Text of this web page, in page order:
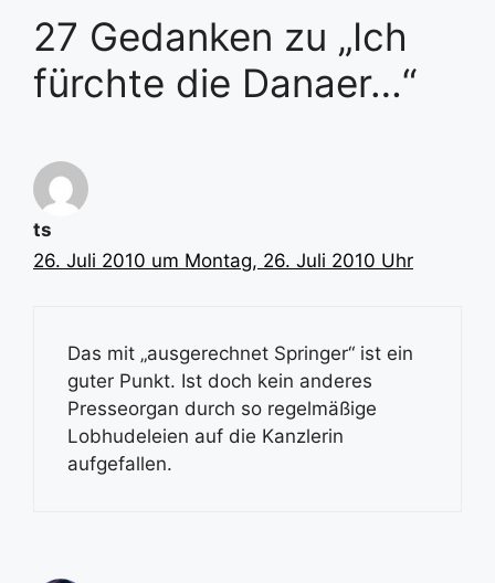
27 Gedanken zu „Ich
fürchte die Danaer…“
ts
26. Juli 2010 um Montag, 26. Juli 2010 Uhr
Das mit „ausgerechnet Springer“ ist ein
guter Punkt. Ist doch kein anderes
Presseorgan durch so regelmäßige
Lobhudeleien auf die Kanzlerin
aufgefallen.